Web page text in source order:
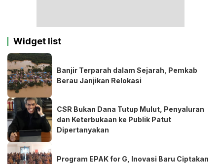
Widget list
Banjir Terparah dalam Sejarah, Pemkab
Berau Janjikan Relokasi
CSR Bukan Dana Tutup Mulut, Penyaluran
dan Keterbukaan ke Publik Patut
Dipertanyakan
Program EPAK for G, Inovasi Baru Ciptakan